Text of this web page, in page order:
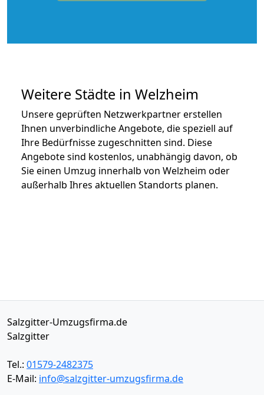
Weitere Städte in Welzheim
Unsere geprüften Netzwerkpartner erstellen
Ihnen unverbindliche Angebote, die speziell auf
Ihre Bedürfnisse zugeschnitten sind. Diese
Angebote sind kostenlos, unabhängig davon, ob
Sie einen Umzug innerhalb von Welzheim oder
außerhalb Ihres aktuellen Standorts planen.
Salzgitter-Umzugsfirma.de
Salzgitter
Tel.: 01579-2482375
E-Mail: info@salzgitter-umzugsfirma.de